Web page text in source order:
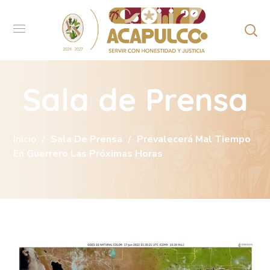
Sala de Prensa
Inicio Sala De Prensa
Prevalecerá Mal Tiempo
En Guerrero Las Próximas Horas